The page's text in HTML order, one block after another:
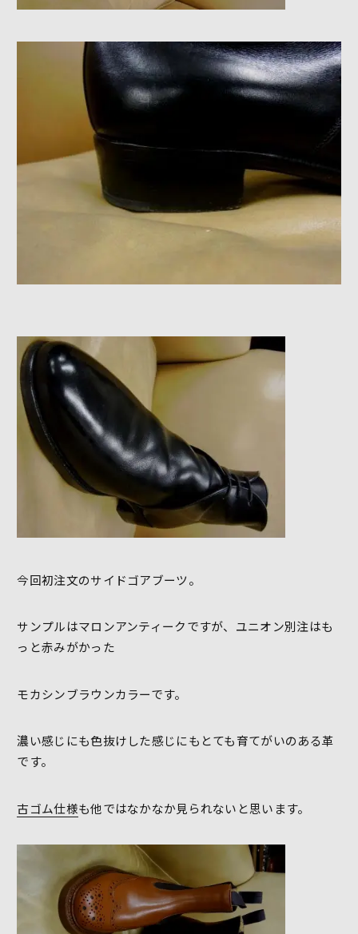
今回初注文のサイドゴアブーツ。
サンプルはマロンアンティークですが、ユニオン別注はも
っと赤みがかった
モカシンブラウンカラーです。
濃い感じにも色抜けした感じにもとても育てがいのある革
です。
古ゴム仕様も他ではなかなか見られないと思います。